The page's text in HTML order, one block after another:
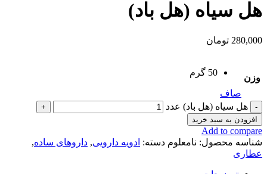
هل سیاه (هل باد)
280,000 تومان
وزن
50 گرم
صاف
هل سیاه (هل باد) عدد
افزودن به سبد خرید
Add to compare
شناسه محصول: نامعلوم دسته: ادویه دارویی, داروهای ساده,
عطاری